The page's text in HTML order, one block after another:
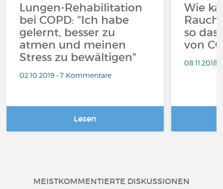
Lungen-Rehabilitation
bei COPD: "Ich habe
gelernt, besser zu
atmen und meinen
Stress zu bewältigen"
02.10.2019 • 7 Kommentare
Lesen
Wie
so
von
08.11.2018
MEISTKOMMENTIERTE DISKUSSIONEN